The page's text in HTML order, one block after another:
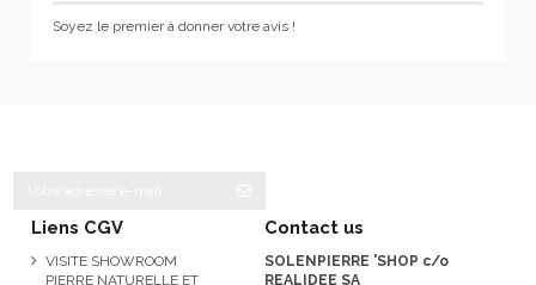
Soyez le premier à donner votre avis !
Liens CGV
VISITE SHOWROOM
PIERRE NATURELLE ET
Contact us
SOLENPIERRE 'SHOP c/o
REALIDEE SA